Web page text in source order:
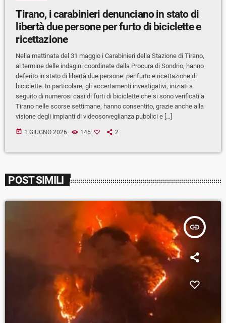
Tirano, i carabinieri denunciano in stato di
libertà due persone per furto di biciclette e
ricettazione
Nella mattinata del 31 maggio i Carabinieri della Stazione di Tirano,
al termine delle indagini coordinate dalla Procura di Sondrio, hanno
deferito in stato di libertà due persone per furto e ricettazione di
biciclette. In particolare, gli accertamenti investigativi, iniziati a
seguito di numerosi casi di furti di biciclette che si sono verificati a
Tirano nelle scorse settimane, hanno consentito, grazie anche alla
visione degli impianti di videosorveglianza pubblici e […]
today 1 GIUGNO 2026 145 2
POST SIMILI
insert_link